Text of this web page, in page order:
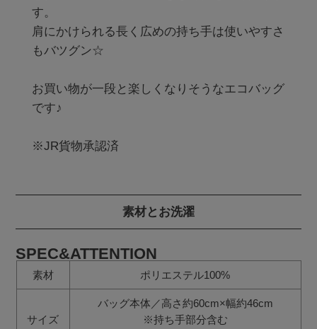
す。
肩にかけられる長く広めの持ち手は使いやすさ
もバツグン☆
お買い物が一段と楽しくなりそうなエコバッグ
です♪
※JR貨物承認済
素材とお洗濯
SPEC&ATTENTION
素材 ポリエステル100%
サイズ
バッグ本体／高さ約60cm×幅約46cm
※持ち手部分含む